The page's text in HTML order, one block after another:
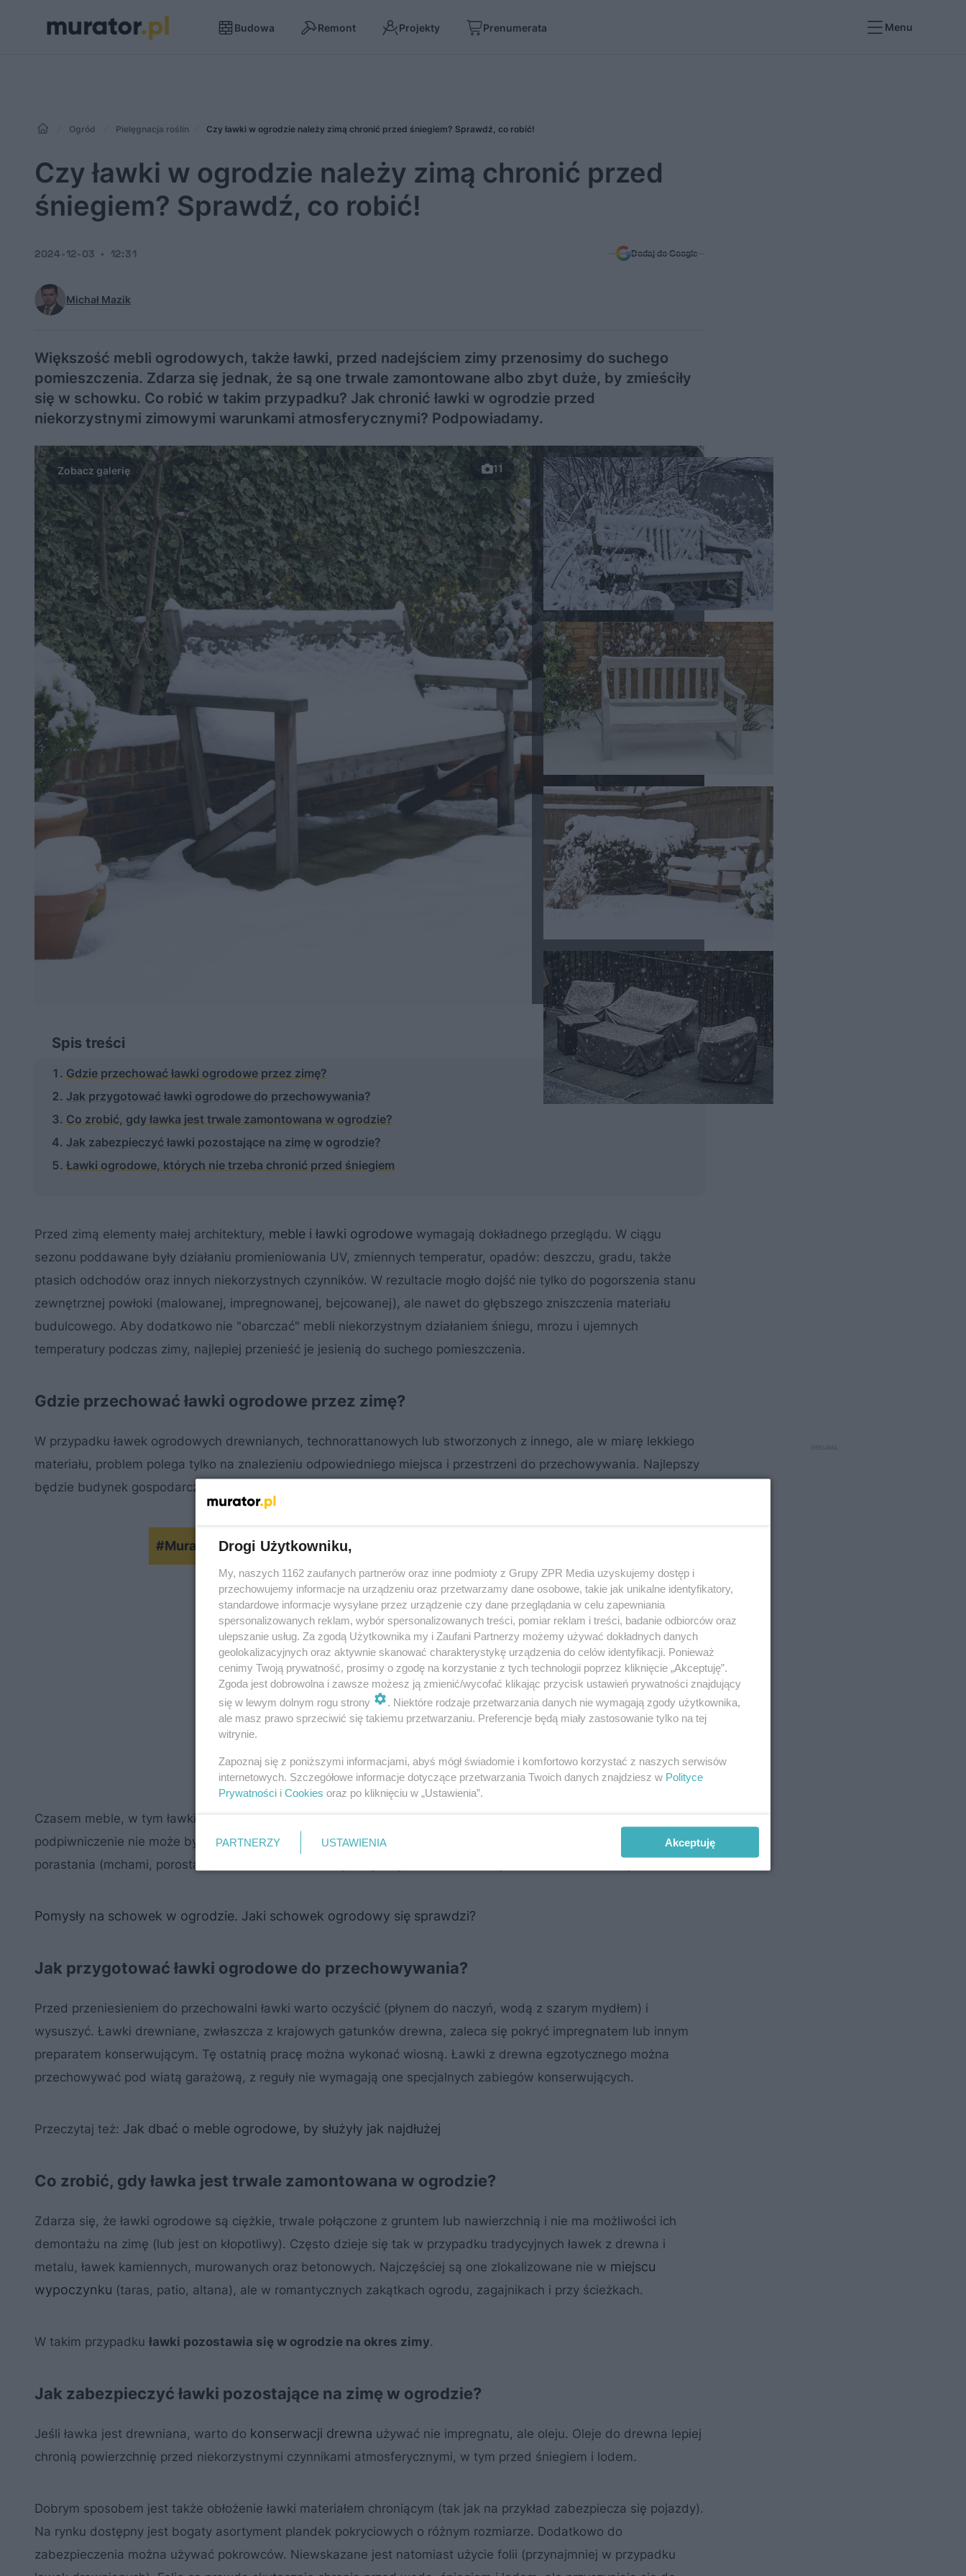
Budowa Remont Projekty Prenumerata Menu
Ogród Pielęgnacja roślin Czy ławki w ogrodzie należy zimą chronić przed śniegiem? Sprawdź, co robić!
Czy ławki w ogrodzie należy zimą chronić przed
śniegiem? Sprawdź, co robić!
Michał Mazik
2024-12-03 12:31 Dodaj do Google
Większość mebli ogrodowych, także ławki, przed nadejściem zimy przenosimy do suchego
pomieszczenia. Zdarza się jednak, że są one trwale zamontowane albo zbyt duże, by zmieściły
się w schowku. Co robić w takim przypadku? Jak chronić ławki w ogrodzie przed
niekorzystnymi zimowymi warunkami atmosferycznymi? Podpowiadamy.
11
Spis treści
Gdzie przechować ławki ogrodowe przez zimę?
Jak przygotować ławki ogrodowe do przechowywania?
Co zrobić, gdy ławka jest trwale zamontowana w ogrodzie?
Jak zabezpieczyć ławki pozostające na zimę w ogrodzie?
Ławki ogrodowe, których nie trzeba chronić przed śniegiem
Przed zimą elementy małej architektury, meble i ławki ogrodowe wymagają dokładnego przeglądu. W ciągu
sezonu poddawane były działaniu promieniowania UV, zmiennych temperatur, opadów: deszczu, gradu, także
ptasich odchodów oraz innych niekorzystnych czynników. W rezultacie mogło dojść nie tylko do pogorszenia stanu
zewnętrznej powłoki (malowanej, impregnowanej, bejcowanej), ale nawet do głębszego zniszczenia materiału
budulcowego. Aby dodatkowo nie "obarczać" mebli niekorzystnym działaniem śniegu, mrozu i ujemnych
temperatury podczas zimy, najlepiej przenieść je jesienią do suchego pomieszczenia.
Gdzie przechować ławki ogrodowe przez zimę?
W przypadku ławek ogrodowych drewnianych, technorattanowych lub stworzonych z innego, ale w miarę lekkiego
materiału, problem polega tylko na znalezieniu odpowiedniego miejsca i przestrzeni do przechowywania. Najlepszy
będzie budynek gospodarczy, garaż, ogród zimowy lub inne chłodne pomieszczenie.
#MuratorOgroduje: Renowacja mebli ogrodowych
Czasem meble, w tym ławki ogrodowe, są przechowywane w piwnicy. Wtedy musi być spełniony jeden warunek –
podpiwniczenie nie może być wilgotne. W przeciwnym przypadku może dojść do gnicia mebli drewnianych,
porastania (mchami, porostami) mebli z materiałów syntetycznych oraz do korozji elementów metalowych.
Pomysły na schowek w ogrodzie. Jaki schowek ogrodowy się sprawdzi?
Jak przygotować ławki ogrodowe do przechowywania?
Przed przeniesieniem do przechowalni ławki warto oczyścić (płynem do naczyń, wodą z szarym mydłem) i
wysuszyć. Ławki drewniane, zwłaszcza z krajowych gatunków drewna, zaleca się pokryć impregnatem lub innym
preparatem konserwującym. Tę ostatnią pracę można wykonać wiosną. Ławki z drewna egzotycznego można
przechowywać pod wiatą garażową, z reguły nie wymagają one specjalnych zabiegów konserwujących.
Przeczytaj też: Jak dbać o meble ogrodowe, by służyły jak najdłużej
Co zrobić, gdy ławka jest trwale zamontowana w ogrodzie?
Zdarza się, że ławki ogrodowe są ciężkie, trwale połączone z gruntem lub nawierzchnią i nie ma możliwości ich
demontażu na zimę (lub jest on kłopotliwy). Często dzieje się tak w przypadku tradycyjnych ławek z drewna i
metalu, ławek kamiennych, murowanych oraz betonowych. Najczęściej są one zlokalizowane nie w miejscu
wypoczynku (taras, patio, altana), ale w romantycznych zakątkach ogrodu, zagajnikach i przy ścieżkach.
W takim przypadku ławki pozostawia się w ogrodzie na okres zimy.
Jak zabezpieczyć ławki pozostające na zimę w ogrodzie?
Jeśli ławka jest drewniana, warto do konserwacji drewna używać nie impregnatu, ale oleju. Oleje do drewna lepiej
chronią powierzchnię przed niekorzystnymi czynnikami atmosferycznymi, w tym przed śniegiem i lodem.
Dobrym sposobem jest także obłożenie ławki materiałem chroniącym (tak jak na przykład zabezpiecza się pojazdy).
Na rynku dostępny jest bogaty asortyment plandek pokryciowych o różnym rozmiarze. Dodatkowo do
zabezpieczenia można używać pokrowców. Niewskazane jest natomiast użycie folii (przynajmniej w przypadku
Drogi Użytkowniku,
My, naszych 1162 zaufanych partnerów oraz inne podmioty z Grupy ZPR Media uzyskujemy dostęp i
przechowujemy informacje na urządzeniu oraz przetwarzamy dane osobowe, takie jak unikalne identyfikatory,
standardowe informacje wysyłane przez urządzenie czy dane przeglądania w celu zapewniania
spersonalizowanych reklam, wybór spersonalizowanych treści, pomiar reklam i treści, badanie odbiorców oraz
ulepszanie usług. Za zgodą Użytkownika my i Zaufani Partnerzy możemy używać dokładnych danych
geolokalizacyjnych oraz aktywnie skanować charakterystykę urządzenia do celów identyfikacji. Ponieważ
cenimy Twoją prywatność, prosimy o zgodę na korzystanie z tych technologii poprzez kliknięcie „Akceptuję”.
Zgoda jest dobrowolna i zawsze możesz ją zmienić/wycofać klikając przycisk ustawień prywatności znajdujący
się w lewym dolnym rogu strony
. Niektóre rodzaje przetwarzania danych nie wymagają zgody użytkownika,
ale masz prawo sprzeciwić się takiemu przetwarzaniu. Preferencje będą miały zastosowanie tylko na tej
witrynie.
Zapoznaj się z poniższymi informacjami, abyś mógł świadomie i komfortowo korzystać z naszych serwisów
internetowych. Szczegółowe informacje dotyczące przetwarzania Twoich danych znajdziesz w Polityce
Prywatności i Cookies oraz po kliknięciu w „Ustawienia”.
PARTNERZY USTAWIENIA Akceptuję